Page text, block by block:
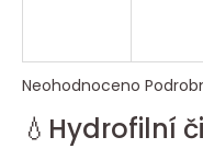
Průměrné
produktu
Neohodnoceno
💧Hydrofilní